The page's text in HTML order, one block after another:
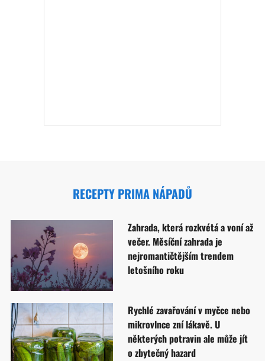
RECEPTY PRIMA NÁPADŮ
Zahrada, která rozkvétá a voní až
večer. Měsíční zahrada je
nejromantičtějším trendem
letošního roku
Rychlé zavařování v myčce nebo
mikrovlnce zní lákavě. U
některých potravin ale může jít
o zbytečný hazard